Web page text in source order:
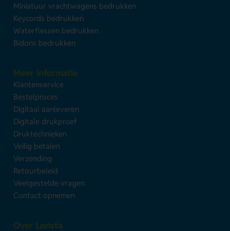
Miniatuur vrachtwagens bedrukken
Keycords bedrukken
Waterflessen bedrukken
Bidons bedrukken
Meer informatie
Klantenservice
Bestelproces
Digitaal aanleveren
Digitale drukproef
Druktechnieken
Veilig betalen
Verzending
Retourbeleid
Veelgestelde vragen
Contact opnemen
Over Lavista